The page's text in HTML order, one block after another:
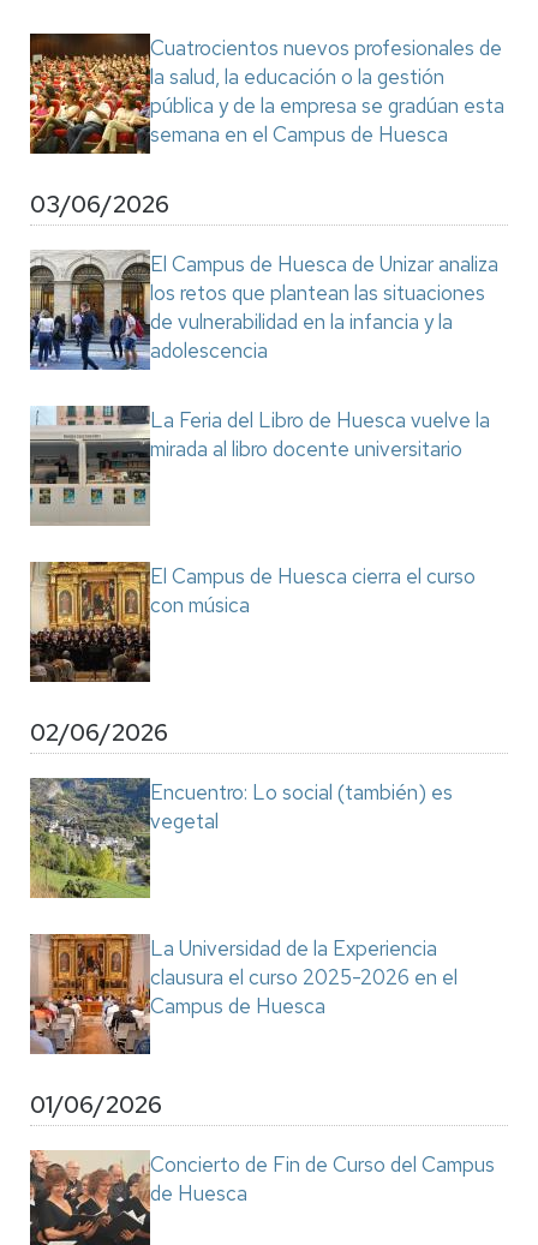
Cuatrocientos nuevos profesionales de
la salud, la educación o la gestión
pública y de la empresa se gradúan esta
semana en el Campus de Huesca
03/06/2026
El Campus de Huesca de Unizar analiza
los retos que plantean las situaciones
de vulnerabilidad en la infancia y la
adolescencia
La Feria del Libro de Huesca vuelve la
mirada al libro docente universitario
El Campus de Huesca cierra el curso
con música
02/06/2026
Encuentro: Lo social (también) es
vegetal
La Universidad de la Experiencia
clausura el curso 2025-2026 en el
Campus de Huesca
01/06/2026
Concierto de Fin de Curso del Campus
de Huesca